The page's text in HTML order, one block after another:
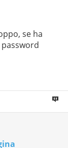
se ha